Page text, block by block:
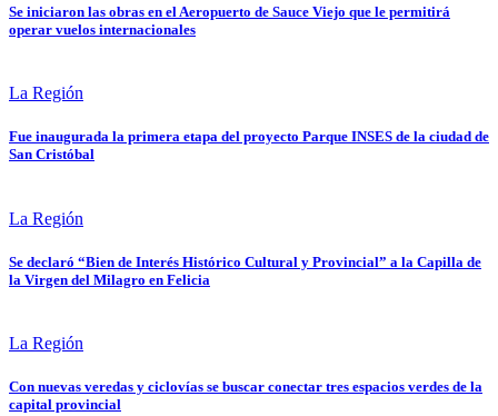
Se iniciaron las obras en el Aeropuerto de Sauce Viejo que le permitirá
operar vuelos internacionales
La Región
Fue inaugurada la primera etapa del proyecto Parque INSES de la ciudad de
San Cristóbal
La Región
Se declaró “Bien de Interés Histórico Cultural y Provincial” a la Capilla de
la Virgen del Milagro en Felicia
La Región
Con nuevas veredas y ciclovías se buscar conectar tres espacios verdes de la
capital provincial